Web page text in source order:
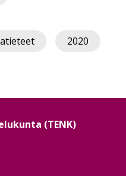
2020
(TENK)